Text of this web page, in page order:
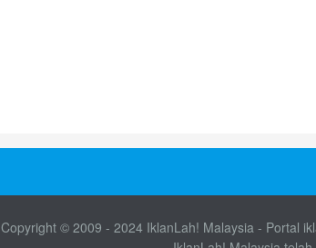
Copyright © 2009 - 2024 IklanLah! Malaysia - Portal